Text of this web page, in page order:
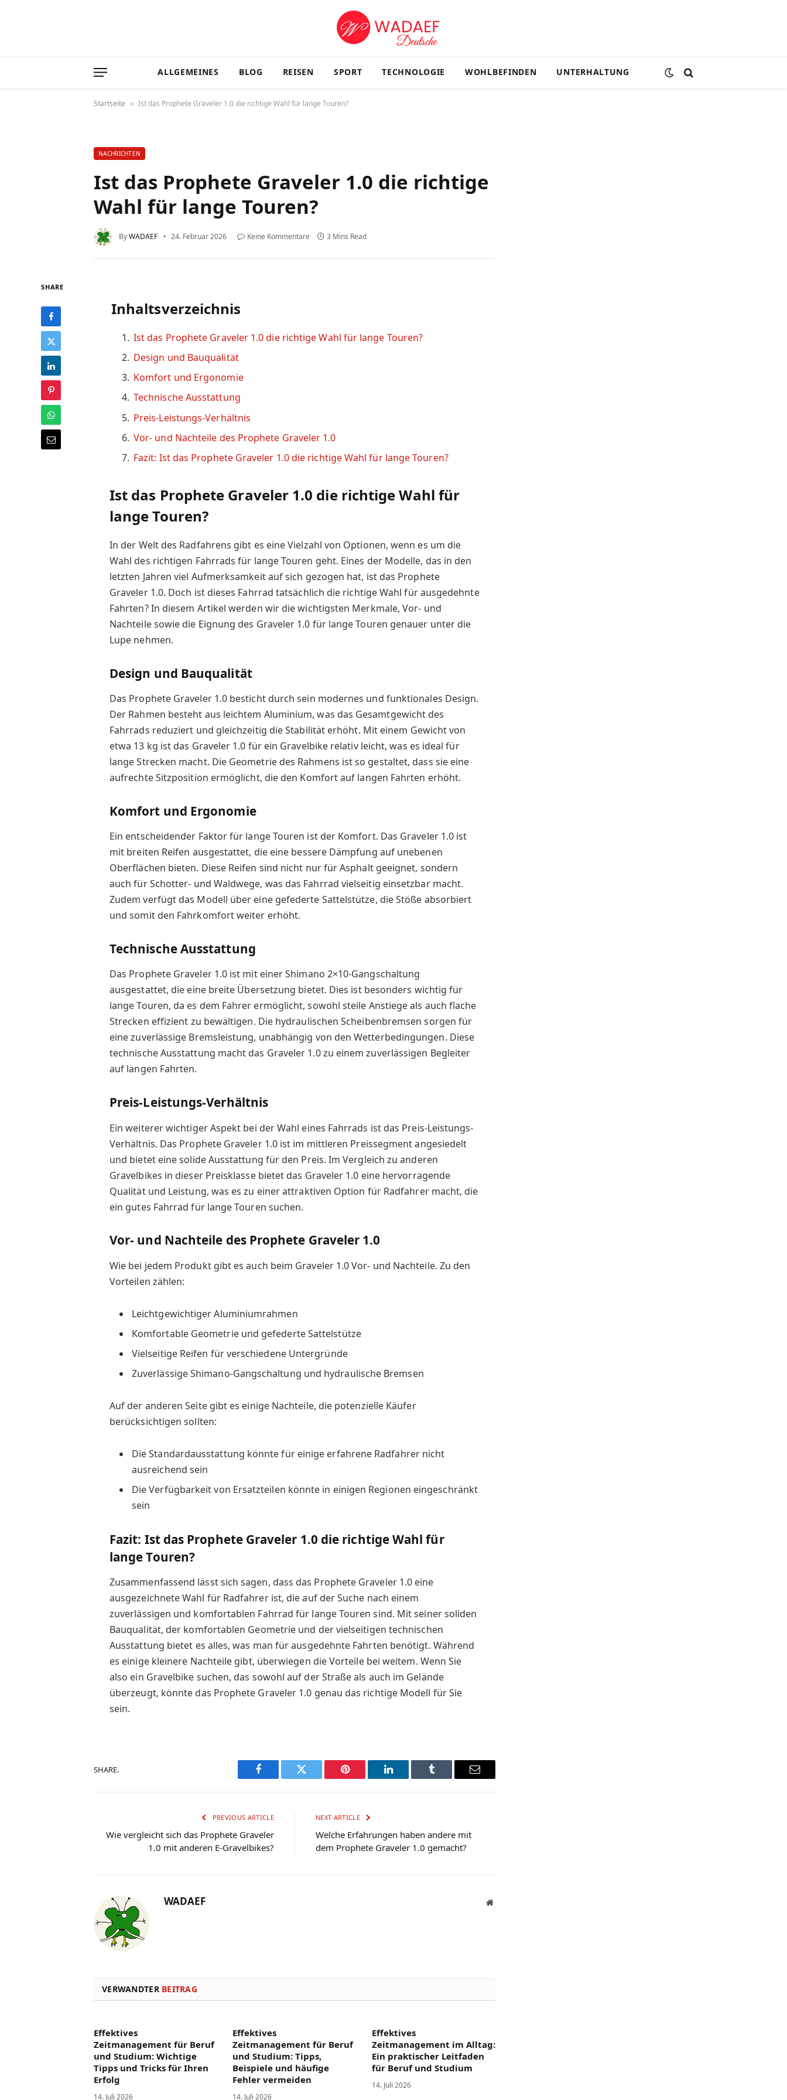
ALLGEMEINES BLOG REISEN SPORT TECHNOLOGIE WOHLBEFINDEN UNTERHALTUNG
Startseite » Ist das Prophete Graveler 1.0 die richtige Wahl für lange Touren?
NACHRICHTEN
Ist das Prophete Graveler 1.0 die richtige
Wahl für lange Touren?
ByWADAEF 24. Februar 2026 Keine Kommentare 3 Mins Read
SHARE
Inhaltsverzeichnis
Ist das Prophete Graveler 1.0 die richtige Wahl für lange Touren?
Design und Bauqualität
Komfort und Ergonomie
Technische Ausstattung
Preis-Leistungs-Verhältnis
Vor- und Nachteile des Prophete Graveler 1.0
Fazit: Ist das Prophete Graveler 1.0 die richtige Wahl für lange Touren?
Ist das Prophete Graveler 1.0 die richtige Wahl für
lange Touren?
In der Welt des Radfahrens gibt es eine Vielzahl von Optionen, wenn es um die
Wahl des richtigen Fahrrads für lange Touren geht. Eines der Modelle, das in den
letzten Jahren viel Aufmerksamkeit auf sich gezogen hat, ist das Prophete
Graveler 1.0. Doch ist dieses Fahrrad tatsächlich die richtige Wahl für ausgedehnte
Fahrten? In diesem Artikel werden wir die wichtigsten Merkmale, Vor- und
Nachteile sowie die Eignung des Graveler 1.0 für lange Touren genauer unter die
Lupe nehmen.
Design und Bauqualität
Das Prophete Graveler 1.0 besticht durch sein modernes und funktionales Design.
Der Rahmen besteht aus leichtem Aluminium, was das Gesamtgewicht des
Fahrrads reduziert und gleichzeitig die Stabilität erhöht. Mit einem Gewicht von
etwa 13 kg ist das Graveler 1.0 für ein Gravelbike relativ leicht, was es ideal für
lange Strecken macht. Die Geometrie des Rahmens ist so gestaltet, dass sie eine
aufrechte Sitzposition ermöglicht, die den Komfort auf langen Fahrten erhöht.
Komfort und Ergonomie
Ein entscheidender Faktor für lange Touren ist der Komfort. Das Graveler 1.0 ist
mit breiten Reifen ausgestattet, die eine bessere Dämpfung auf unebenen
Oberflächen bieten. Diese Reifen sind nicht nur für Asphalt geeignet, sondern
auch für Schotter- und Waldwege, was das Fahrrad vielseitig einsetzbar macht.
Zudem verfügt das Modell über eine gefederte Sattelstütze, die Stöße absorbiert
und somit den Fahrkomfort weiter erhöht.
Technische Ausstattung
Das Prophete Graveler 1.0 ist mit einer Shimano 2×10-Gangschaltung
ausgestattet, die eine breite Übersetzung bietet. Dies ist besonders wichtig für
lange Touren, da es dem Fahrer ermöglicht, sowohl steile Anstiege als auch flache
Strecken effizient zu bewältigen. Die hydraulischen Scheibenbremsen sorgen für
eine zuverlässige Bremsleistung, unabhängig von den Wetterbedingungen. Diese
technische Ausstattung macht das Graveler 1.0 zu einem zuverlässigen Begleiter
auf langen Fahrten.
Preis-Leistungs-Verhältnis
Ein weiterer wichtiger Aspekt bei der Wahl eines Fahrrads ist das Preis-Leistungs-
Verhältnis. Das Prophete Graveler 1.0 ist im mittleren Preissegment angesiedelt
und bietet eine solide Ausstattung für den Preis. Im Vergleich zu anderen
Gravelbikes in dieser Preisklasse bietet das Graveler 1.0 eine hervorragende
Qualität und Leistung, was es zu einer attraktiven Option für Radfahrer macht, die
ein gutes Fahrrad für lange Touren suchen.
Vor- und Nachteile des Prophete Graveler 1.0
Wie bei jedem Produkt gibt es auch beim Graveler 1.0 Vor- und Nachteile. Zu den
Vorteilen zählen:
Leichtgewichtiger Aluminiumrahmen
Komfortable Geometrie und gefederte Sattelstütze
Vielseitige Reifen für verschiedene Untergründe
Zuverlässige Shimano-Gangschaltung und hydraulische Bremsen
Auf der anderen Seite gibt es einige Nachteile, die potenzielle Käufer
berücksichtigen sollten:
Die Standardausstattung könnte für einige erfahrene Radfahrer nicht
ausreichend sein
Die Verfügbarkeit von Ersatzteilen könnte in einigen Regionen eingeschränkt
sein
Fazit: Ist das Prophete Graveler 1.0 die richtige Wahl für
lange Touren?
Zusammenfassend lässt sich sagen, dass das Prophete Graveler 1.0 eine
ausgezeichnete Wahl für Radfahrer ist, die auf der Suche nach einem
zuverlässigen und komfortablen Fahrrad für lange Touren sind. Mit seiner soliden
Bauqualität, der komfortablen Geometrie und der vielseitigen technischen
Ausstattung bietet es alles, was man für ausgedehnte Fahrten benötigt. Während
es einige kleinere Nachteile gibt, überwiegen die Vorteile bei weitem. Wenn Sie
also ein Gravelbike suchen, das sowohl auf der Straße als auch im Gelände
überzeugt, könnte das Prophete Graveler 1.0 genau das richtige Modell für Sie
sein.
SHARE.
Facebook Twitter Pinterest LinkedIn Tumblr Email
PREVIOUS ARTICLE
Wie vergleicht sich das Prophete Graveler
1.0 mit anderen E-Gravelbikes?
NEXT ARTICLE
Welche Erfahrungen haben andere mit
dem Prophete Graveler 1.0 gemacht?
WADAEF Website
VERWANDTER BEITRAG
Effektives
Zeitmanagement für Beruf
und Studium: Wichtige
Tipps und Tricks für Ihren
Erfolg
14. Juli 2026
Effektives
Zeitmanagement für Beruf
und Studium: Tipps,
Beispiele und häufige
Fehler vermeiden
14. Juli 2026
Effektives
Zeitmanagement im Alltag:
Ein praktischer Leitfaden
für Beruf und Studium
14. Juli 2026